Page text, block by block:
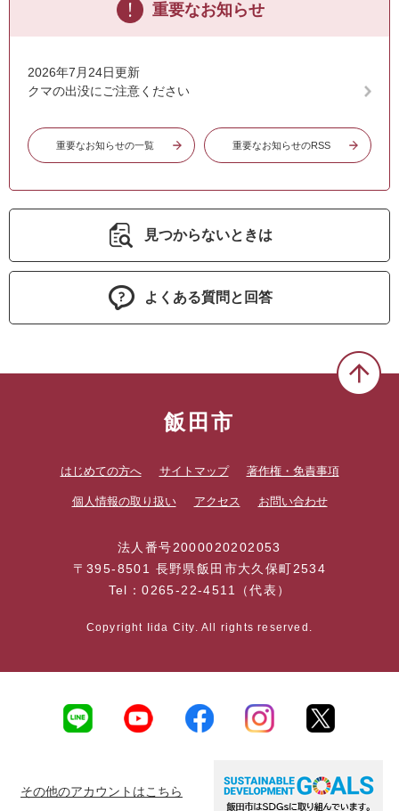
重要なお知らせ
2026年7月24日更新
クマの出没にご注意ください
重要なお知らせの一覧 重要なお知らせのRSS
見つからないときは
よくある質問と回答
飯田市
はじめての方へ サイトマップ 著作権・免責事項
個人情報の取り扱い アクセス お問い合わせ
法人番号2000020202053
〒395-8501 長野県飯田市大久保町2534
Tel：0265-22-4511（代表）
Copyright Iida City. All rights reserved.
その他のアカウントはこちら